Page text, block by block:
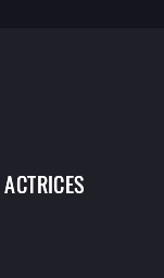
ACTRICES